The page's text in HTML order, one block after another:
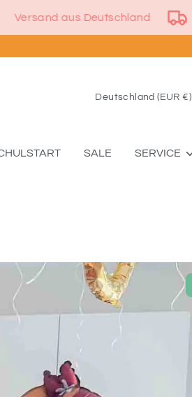
Versand aus Deutschland
Währung
Deutschland (EUR €)
SALE SERVICE